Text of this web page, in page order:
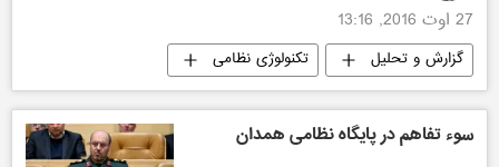
27 اوت 2016, 13:16
گزارش و تحلیل تکنولوژی نظامی
سوء تفاهم در پایگاه نظامی همدان